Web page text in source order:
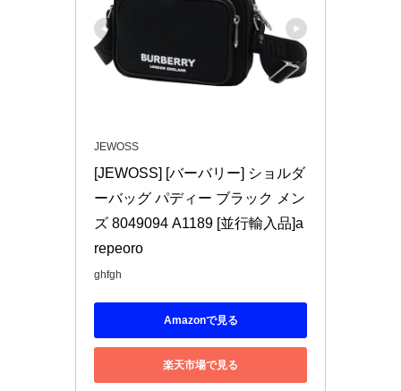
JEWOSS
[JEWOSS] [バーバリー] ショルダ
ーバッグ パディー ブラック メン
ズ 8049094 A1189 [並行輸入品]a
repeoro
ghfgh
Amazonで見る
楽天市場で見る